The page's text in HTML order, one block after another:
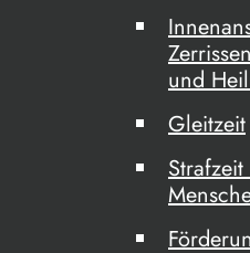
und
Gleitzeit